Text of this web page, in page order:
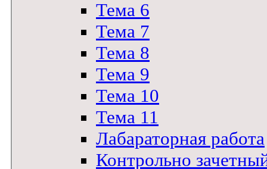
Тема 6
Тема 7
Тема 8
Тема 9
Тема 10
Тема 11
Лабараторная работа
Контрольно